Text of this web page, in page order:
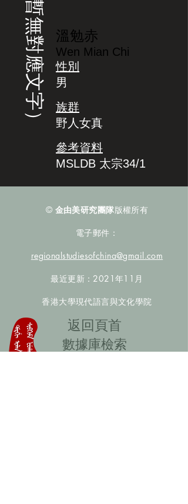
（暫無對應文字） 溫勉赤
Wen Mian Chi
性別
男
族群
野人女真
參考資料
MSLDB 太宗34/1
© 金由美研究團隊版權所有
電子郵件：
regionalstudiesofchina@gmail.com
最近更新：2021年11月
香港大學現代語言與文化學院
​返回頁首
數據庫檢索